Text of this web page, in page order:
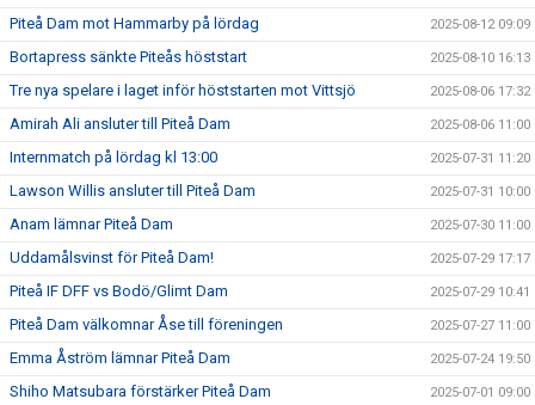
Piteå Dam mot Hammarby på lördag 2025-08-12 09:09
Bortapress sänkte Piteås höststart 2025-08-10 16:13
Tre nya spelare i laget inför höststarten mot Vittsjö 2025-08-06 17:32
Amirah Ali ansluter till Piteå Dam 2025-08-06 11:00
Internmatch på lördag kl 13:00 2025-07-31 11:20
Lawson Willis ansluter till Piteå Dam 2025-07-31 10:00
Anam lämnar Piteå Dam 2025-07-30 11:00
Uddamålsvinst för Piteå Dam! 2025-07-29 17:17
Piteå IF DFF vs Bodö/Glimt Dam 2025-07-29 10:41
Piteå Dam välkomnar Åse till föreningen 2025-07-27 11:00
Emma Åström lämnar Piteå Dam 2025-07-24 19:50
Shiho Matsubara förstärker Piteå Dam 2025-07-01 09:00